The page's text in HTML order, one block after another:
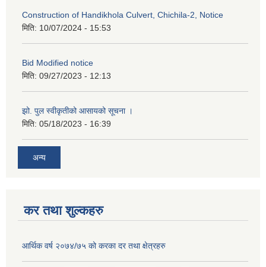
Construction of Handikhola Culvert, Chichila-2, Notice
मिति: 10/07/2024 - 15:53
Bid Modified notice
मिति: 09/27/2023 - 12:13
झो. पुल स्वीकृतीको आसायको सूचना ।
मिति: 05/18/2023 - 16:39
अन्य
कर तथा शुल्कहरु
आर्थिक वर्ष २०७४/७५ को करका दर तथा क्षेत्रहरु